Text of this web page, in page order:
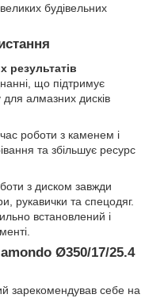
будівельних
результатів
що підтримує
алмазних дисків
роботи з каменем і
та збільшує ресурс
з диском завжди
рукавички та спецодяг.
встановлений і
Ø350/17/25.4
зарекомендував себе на